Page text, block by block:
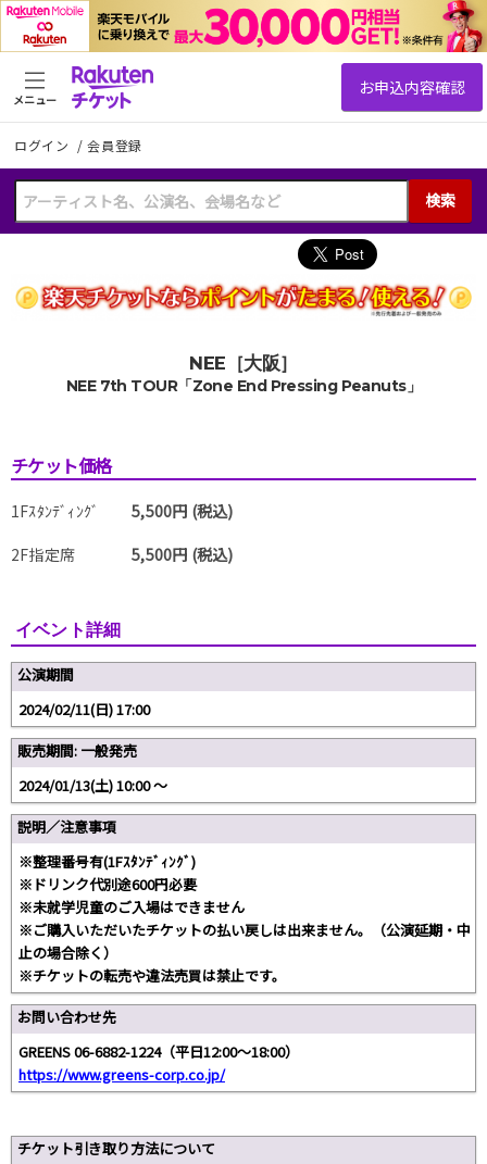
ログイン /会員登録
検索
メニュー
NEE［大阪］
NEE 7th TOUR「Zone End Pressing Peanuts」
チケット価格
1Fｽﾀﾝﾃﾞｨﾝｸﾞ
5,500円 (税込)
2F指定席
5,500円 (税込)
イベント詳細
公演期間
2024/02/11(日) 17:00
販売期間: 一般発売
2024/01/13(土) 10:00 〜
説明／注意事項
※整理番号有(1Fｽﾀﾝﾃﾞｨﾝｸﾞ)
※ドリンク代別途600円必要
※未就学児童のご入場はできません
※ご購入いただいたチケットの払い戻しは出来ません。（公演延期・中
止の場合除く）
※チケットの転売や違法売買は禁止です。
お問い合わせ先
GREENS 06-6882-1224（平日12:00～18:00）
https://www.greens-corp.co.jp/
チケット引き取り方法について